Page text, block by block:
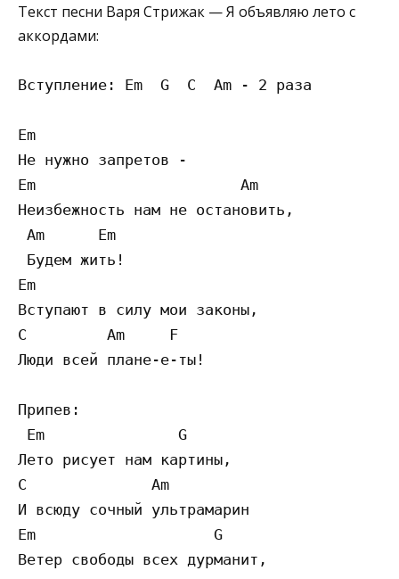
Текст песни Варя Стрижак — Я объявляю лето с
аккордами:
Вступление: Em  G  C  Am - 2 раза
Em
Не нужно запретов -
Em                       Am
Неизбежность нам не остановить,
Am      Em
Будем жить!
Вступают в силу мои законы,
C         Am     F
Люди всей плане-е-ты!
Припев:
Em               G
Лето рисует нам картины,
C              Am
И всюду сочный ультрамарин
Em                    G
Ветер свободы всех дурманит,